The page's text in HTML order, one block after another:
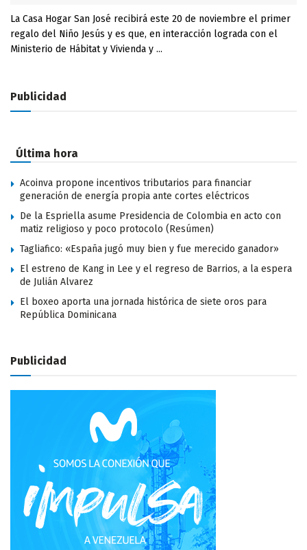
La Casa Hogar San José recibirá este 20 de noviembre el primer
regalo del Niño Jesús y es que, en interacción lograda con el
Ministerio de Hábitat y Vivienda y ...
Publicidad
Última hora
Acoinva propone incentivos tributarios para financiar
generación de energía propia ante cortes eléctricos
De la Espriella asume Presidencia de Colombia en acto con
matiz religioso y poco protocolo (Resúmen)
Tagliafico: «España jugó muy bien y fue merecido ganador»
El estreno de Kang in Lee y el regreso de Barrios, a la espera
de Julián Alvarez
El boxeo aporta una jornada histórica de siete oros para
República Dominicana
Publicidad